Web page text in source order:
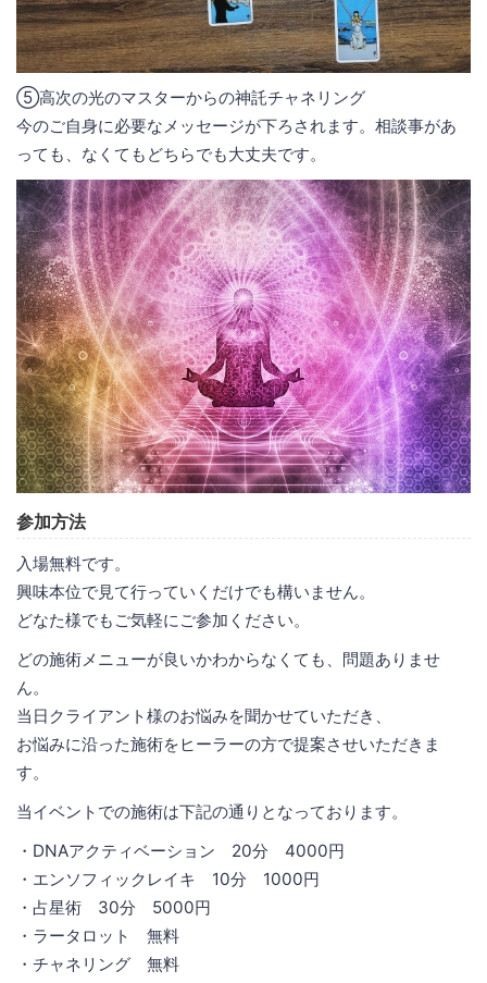
⑤高次の光のマスターからの神託チャネリング
今のご自身に必要なメッセージが下ろされます。相談事があ
っても、なくてもどちらでも大丈夫です。
参加方法
入場無料です。
興味本位で見て行っていくだけでも構いません。
どなた様でもご気軽にご参加ください。
どの施術メニューが良いかわからなくても、問題ありませ
ん。
当日クライアント様のお悩みを聞かせていただき、
お悩みに沿った施術をヒーラーの方で提案させいただきま
す。
当イベントでの施術は下記の通りとなっております。
・DNAアクティベーション 20分 4000円
・エンソフィックレイキ 10分 1000円
・占星術 30分 5000円
・ラータロット 無料
・チャネリング 無料